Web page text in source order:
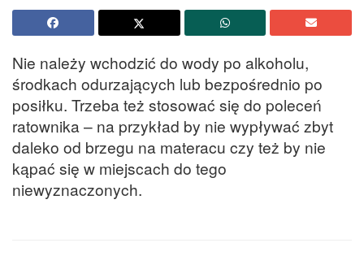
Nie należy wchodzić do wody po alkoholu,
środkach odurzających lub bezpośrednio po
posiłku. Trzeba też stosować się do poleceń
ratownika – na przykład by nie wypływać zbyt
daleko od brzegu na materacu czy też by nie
kąpać się w miejscach do tego
niewyznaczonych.